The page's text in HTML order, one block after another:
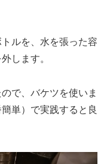
ルを、水を張った容
します。
で、バケツを使いま
単）で実践すると良